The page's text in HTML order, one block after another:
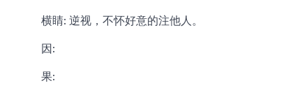
横睛: 逆视，不怀好意的注他人。
因:
果: